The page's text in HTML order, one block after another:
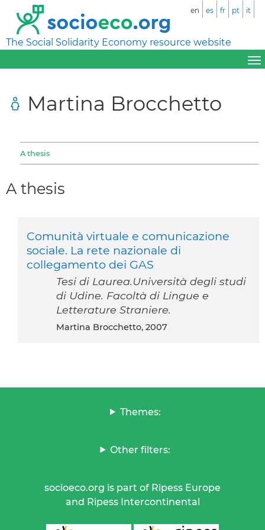
The Social Solidarity Economy resource website
en es fr pt it
Martina Brocchetto
A thesis
A thesis
Comunità virtuale e comunicazione
sociale. La rete nazionale di
collegamento dei GAS
Tesi di Laurea.Università degli studi
di Udine. Facoltà di Lingue e
Letterature Straniere.
Martina Brocchetto, 2007
Themes:
Other filters:
socioeco.org is part of Ripess Europe
and Ripess Intercontinental